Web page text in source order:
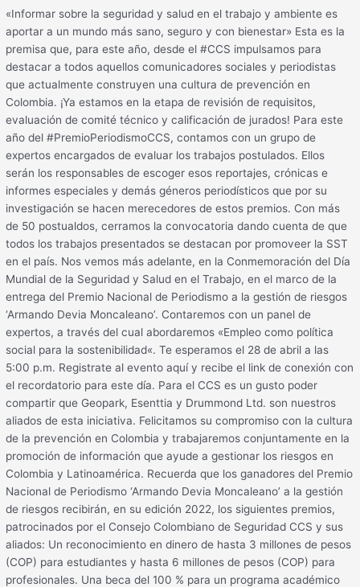
«Informar sobre la seguridad y salud en el trabajo y ambiente es
aportar a un mundo más sano, seguro y con bienestar» Esta es la
premisa que, para este año, desde el #CCS impulsamos para
destacar a todos aquellos comunicadores sociales y periodistas
que actualmente construyen una cultura de prevención en
Colombia. ¡Ya estamos en la etapa de revisión de requisitos,
evaluación de comité técnico y calificación de jurados! Para este
año del #PremioPeriodismoCCS, contamos con un grupo de
expertos encargados de evaluar los trabajos postulados. Ellos
serán los responsables de escoger esos reportajes, crónicas e
informes especiales y demás géneros periodísticos que por su
investigación se hacen merecedores de estos premios. Con más
de 50 postualdos, cerramos la convocatoria dando cuenta de que
todos los trabajos presentados se destacan por promoveer la SST
en el país. Nos vemos más adelante, en la Conmemoración del Día
Mundial de la Seguridad y Salud en el Trabajo, en el marco de la
entrega del Premio Nacional de Periodismo a la gestión de riesgos
‘Armando Devia Moncaleano’. Contaremos con un panel de
expertos, a través del cual abordaremos «Empleo como política
social para la sostenibilidad«. Te esperamos el 28 de abril a las
5:00 p.m. Registrate al evento aquí y recibe el link de conexión con
el recordatorio para este día. Para el CCS es un gusto poder
compartir que Geopark, Esenttia y Drummond Ltd. son nuestros
aliados de esta iniciativa. Felicitamos su compromiso con la cultura
de la prevención en Colombia y trabajaremos conjuntamente en la
promoción de información que ayude a gestionar los riesgos en
Colombia y Latinoamérica. Recuerda que los ganadores del Premio
Nacional de Periodismo ‘Armando Devia Moncaleano’ a la gestión
de riesgos recibirán, en su edición 2022, los siguientes premios,
patrocinados por el Consejo Colombiano de Seguridad CCS y sus
aliados: Un reconocimiento en dinero de hasta 3 millones de pesos
(COP) para estudiantes y hasta 6 millones de pesos (COP) para
profesionales. Una beca del 100 % para un programa académico